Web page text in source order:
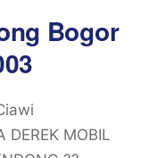
Bogor
MOBIL